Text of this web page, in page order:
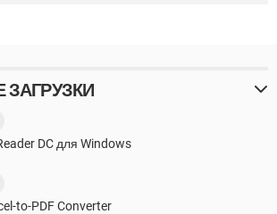
DC для Windows
to-PDF Converter